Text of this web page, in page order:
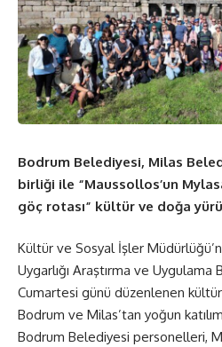
Bodrum Belediyesi, Milas
birliği ile “Maussollos’un
göç rotası” kültür ve doğa
Kültür ve Sosyal İşler
Uygarlığı Araştırma ve Uygulama
Cumartesi günü düzenlenen
Bodrum ve Milas’tan yoğun
Bodrum Belediyesi personelleri,